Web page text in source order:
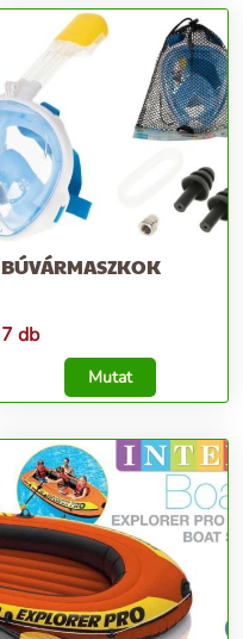
BÚVÁRMASZKOK
7 db
Mutat